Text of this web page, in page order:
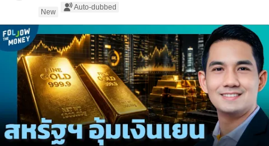
New
Auto-dubbed